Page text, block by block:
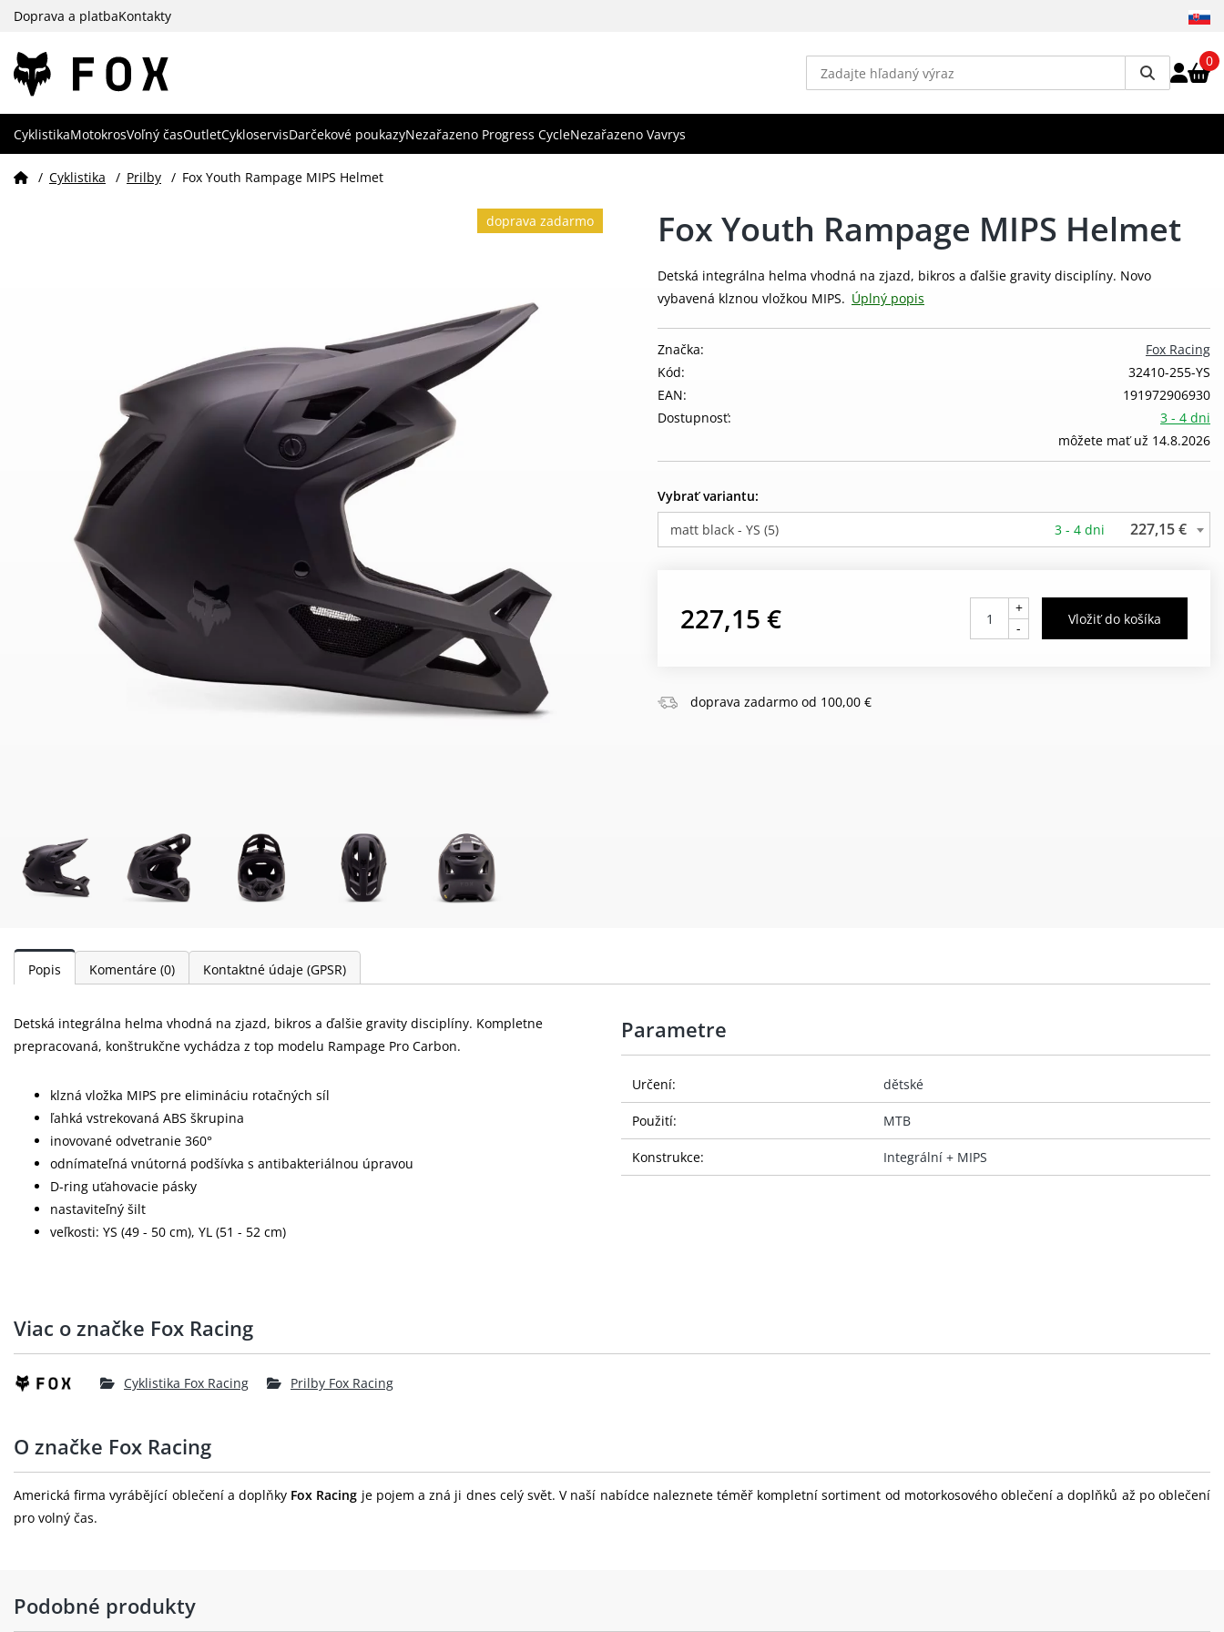
Doprava a platbaKontakty
0
CyklistikaMotokrosVoľný časOutletCykloservisDarčekové poukazyNezařazeno Progress CycleNezařazeno Vavrys
/ Cyklistika / Prilby / Fox Youth Rampage MIPS Helmet
doprava zadarmo Fox Youth Rampage MIPS Helmet
Detská integrálna helma vhodná na zjazd, bikros a ďalšie gravity disciplíny. Novo
vybavená klznou vložkou MIPS. Úplný popis
Fox Racing
Značka:
32410-255-YS
Kód:
191972906930
EAN:
3 - 4 dni
môžete mať už 14.8.2026
Dostupnosť:
Vybrať variantu:
matt black - YS (5)
3 - 4 dni 227,15 €
227,15 €
+
-
doprava zadarmo od 100,00 €
Popis Komentáre (0) Kontaktné údaje (GPSR)
Detská integrálna helma vhodná na zjazd, bikros a ďalšie gravity disciplíny. Kompletne
prepracovaná, konštrukčne vychádza z top modelu Rampage Pro Carbon.
klzná vložka MIPS pre elimináciu rotačných síl
ľahká vstrekovaná ABS škrupina
inovované odvetranie 360°
odnímateľná vnútorná podšívka s antibakteriálnou úpravou
D-ring uťahovacie pásky
nastaviteľný šilt
veľkosti: YS (49 - 50 cm), YL (51 - 52 cm)
Parametre
Určení: dětské
Použití: MTB
Konstrukce: Integrální + MIPS
Viac o značke Fox Racing
Cyklistika Fox Racing Prilby Fox Racing
O značke Fox Racing
Americká firma vyrábějící oblečení a doplňky Fox Racing je pojem a zná ji dnes celý svět. V naší nabídce naleznete téměř kompletní sortiment od motorkosového oblečení a doplňků až po oblečení
pro volný čas.
Podobné produkty